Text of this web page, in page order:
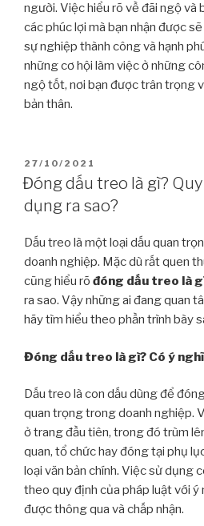
người. Việc hiểu rõ về đãi ngộ và
các phúc lợi mà bạn nhận được
sự nghiệp thành công và hạnh
những cơ hội làm việc ở những
ngộ tốt, nơi bạn được trân trọng
bản thân.
27/10/2021
Đóng dấu treo là gì?
dụng ra sao?
Dấu treo là một loại dấu quan
doanh nghiệp. Mặc dù rất quen
cũng hiểu rõ đóng dấu treo là
ra sao. Vậy những ai đang quan
hãy tìm hiểu theo phần trình bày
Đóng dấu treo là gì? Có ý
Dấu treo là con dấu dùng để
quan trọng trong doanh nghiệp.
ở trang đầu tiên, trong đó trùm
quan, tổ chức hay đóng tại phụ
loại văn bản chính. Việc sử dụng
theo quy định của pháp luật với ý
được thông qua và chấp nhận.